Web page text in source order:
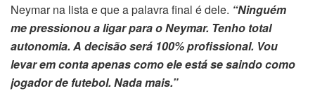
Neymar na lista e que a palavra final é dele. “Ninguém
me pressionou a ligar para o Neymar. Tenho total
autonomia. A decisão será 100% profissional. Vou
levar em conta apenas como ele está se saindo como
jogador de futebol. Nada mais.”